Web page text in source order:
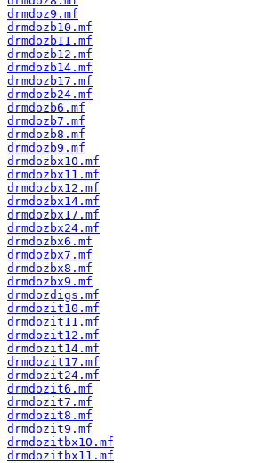
drmdoz9.mf
drmdozb10.mf
drmdozb11.mf
drmdozb12.mf
drmdozb14.mf
drmdozb17.mf
drmdozb24.mf
drmdozb6.mf
drmdozb7.mf
drmdozb8.mf
drmdozb9.mf
drmdozbx10.mf
drmdozbx11.mf
drmdozbx12.mf
drmdozbx14.mf
drmdozbx17.mf
drmdozbx24.mf
drmdozbx6.mf
drmdozbx7.mf
drmdozbx8.mf
drmdozbx9.mf
drmdozdigs.mf
drmdozit10.mf
drmdozit11.mf
drmdozit12.mf
drmdozit14.mf
drmdozit17.mf
drmdozit24.mf
drmdozit6.mf
drmdozit7.mf
drmdozit8.mf
drmdozit9.mf
drmdozitbx10.mf
drmdozitbx11.mf